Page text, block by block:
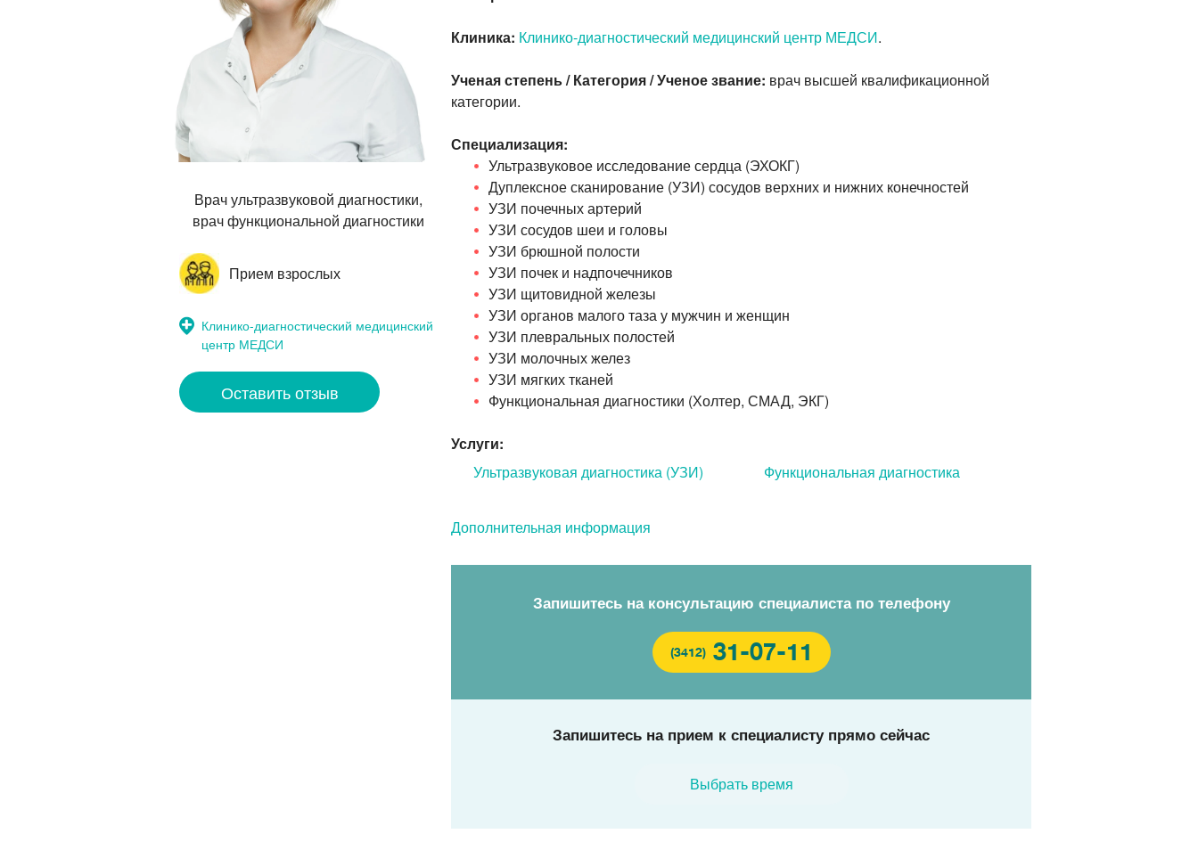
Врач ультразвуковой диагностики,
врач функциональной диагностики
Прием взрослых
Клинико-диагностический медицинский
центр МЕДСИ
Оставить отзыв
Клиника: Клинико-диагностический медицинский центр МЕДСИ.
Ученая степень / Категория / Ученое звание: врач высшей квалификационной
категории.
Специализация:
Ультразвуковое исследование сердца (ЭХОКГ)
Дуплексное сканирование (УЗИ) сосудов верхних и нижних конечностей
УЗИ почечных артерий
УЗИ сосудов шеи и головы
УЗИ брюшной полости
УЗИ почек и надпочечников
УЗИ щитовидной железы
УЗИ органов малого таза у мужчин и женщин
УЗИ плевральных полостей
УЗИ молочных желез
УЗИ мягких тканей
Функциональная диагностики (Холтер, СМАД, ЭКГ)
Услуги:
Ультразвуковая диагностика (УЗИ)
Функциональная диагностика
Дополнительная информация
Запишитесь на консультацию специалиста по телефону
(3412) 31-07-11
Запишитесь на прием к специалисту прямо сейчас
Выбрать время